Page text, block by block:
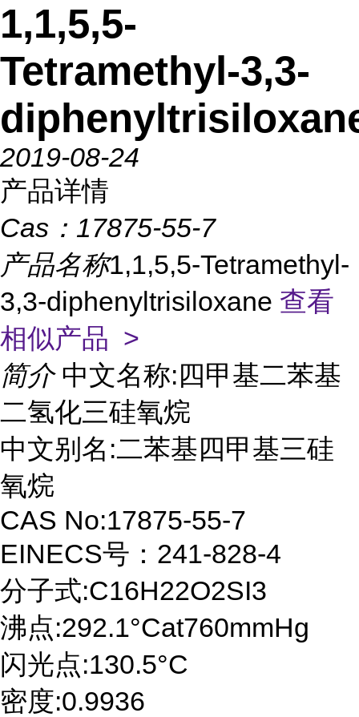
1,1,5,5-
Tetramethyl-3,3-
2019-08-24
产品详情
Cas： 17875-55-7
产品名称1,1,5,5-Tetramethyl-
3,3-diphenyltrisiloxane 查看
相似产品 >
简介 中文名称:四甲基二苯基
二氢化三硅氧烷
中文别名:二苯基四甲基三硅
氧烷
CAS No:17875-55-7
EINECS号：241-828-4
分子式:C16H22O2SI3
沸点:292.1°Cat760mmHg
闪光点:130.5°C
密度:0.9936